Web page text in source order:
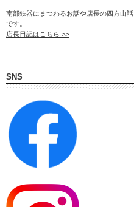
南部鉄器にまつわるお話や店長の四方山話
です。
店長日記はこちら >>
SNS